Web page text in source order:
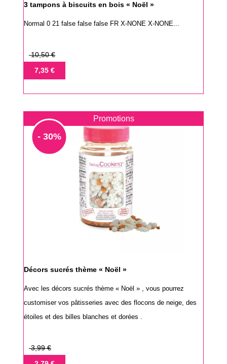
3 tampons à biscuits en bois « Noël »
Normal 0 21 false false false FR X-NONE X-NONE...
Prix
base
10,50 €
Prix7,35 €
Promotions
- 30%
Décors sucrés thème « Noël »
Avec les décors sucrés thème « Noël » , vous pourrez
customiser vos pâtisseries avec des flocons de neige, des
étoiles et des billes blanches et dorées .
Prix
3,99 €
Prix